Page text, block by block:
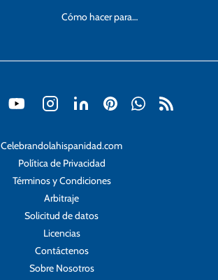
Cómo hacer para…
Celebrandolahispanidad.com
Política de Privacidad
Términos y Condiciones
Arbitraje
Solicitud de datos
Licencias
Contáctenos
Sobre Nosotros